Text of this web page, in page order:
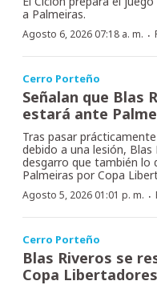
a Palmeiras.
Agosto 6, 2026 07:18 a. m. ·
Cerro Porteño
Señalan que Blas
estará ante
Tras pasar
debido a una lesión,
desgarro que también lo
Palmeiras por Copa
Agosto 5, 2026 01:01 p. m. ·
Cerro Porteño
Blas Riveros se
Copa Libertadores